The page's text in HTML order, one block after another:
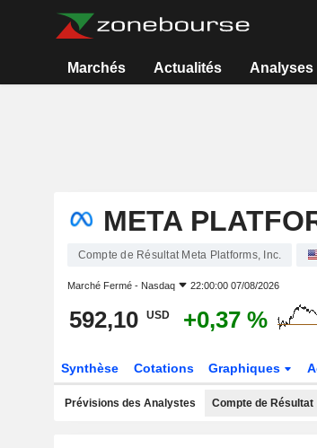
Marchés Actualités Analyses
META
Compte de Résultat Meta Platforms, Inc.
Marché Fermé - Nasdaq 22:00:00 07/08/2026
592,10 USD +0,37 %
Synthèse Cotations Graphiques
Prévisions des Analystes Compte de Résultat